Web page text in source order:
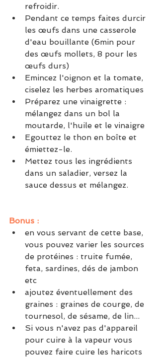
refroidir.
Pendant ce temps faites durcir
les œufs dans une casserole
d'eau bouillante (6min pour
des œufs mollets, 8 pour les
œufs durs)
Emincez l'oignon et la tomate,
ciselez les herbes aromatiques
Préparez une vinaigrette :
mélangez dans un bol la
moutarde, l'huile et le vinaigre
Egouttez le thon en boîte et
émiettez-le.
Mettez tous les ingrédients
dans un saladier, versez la
sauce dessus et mélangez.
Bonus :
en vous servant de cette base,
vous pouvez varier les sources
de protéines : truite fumée,
feta, sardines, dés de jambon
etc
ajoutez éventuellement des
graines : graines de courge, de
tournesol, de sésame, de lin...
Si vous n'avez pas d'appareil
pour cuire à la vapeur vous
pouvez faire cuire les haricots